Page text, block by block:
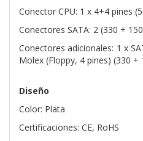
Conector CPU: 1 x 4+4 pines
Conectores SATA: 2 (330 +
Conectores adicionales: 1 x
Molex (Floppy, 4 pines) (330 +
Diseño
Color: Plata
Certificaciones: CE, RoHS